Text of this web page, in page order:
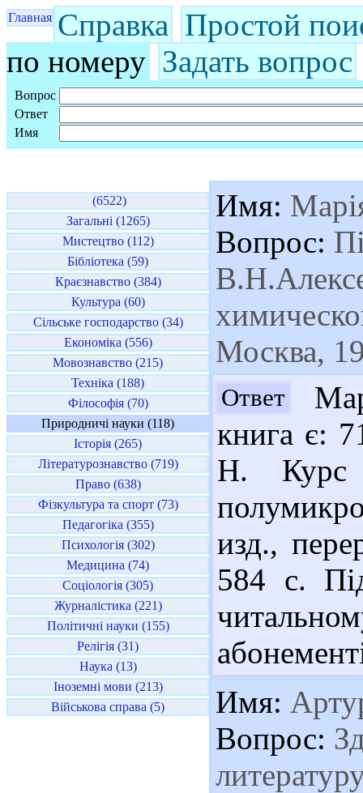
Главная Справка Простой
по номеру Задать вопрос
Вопрос
Ответ
Имя
(6522)
Загальні (1265)
Мистецтво (112)
Бібліотека (59)
Краєзнавство (384)
Культура (60)
Сільське господарство (34)
Економіка (556)
Мовознавство (215)
Техніка (188)
Філософія (70)
Природничі науки (118)
Історія (265)
Літературознавство (719)
Право (638)
Фізкультура та спорт (73)
Педагогіка (355)
Психологія (302)
Медицина (74)
Соціологія (305)
Журналістика (221)
Політичні науки (155)
Релігія (31)
Наука (13)
Іноземні мови (213)
Військова справа (5)
Имя:
Вопрос:
Москва,
Ответ
книга є:
Н. Курс
изд.,
584 с.
Имя:
Вопрос: